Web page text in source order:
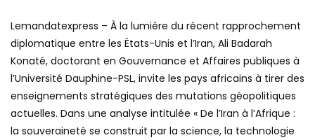
Lemandatexpress – À la lumière du récent rapprochement
diplomatique entre les États-Unis et l’Iran, Ali Badarah
Konaté, doctorant en Gouvernance et Affaires publiques à
l’Université Dauphine-PSL, invite les pays africains à tirer des
enseignements stratégiques des mutations géopolitiques
actuelles. Dans une analyse intitulée « De l’Iran à l’Afrique :
la souveraineté se construit par la science, la technologie